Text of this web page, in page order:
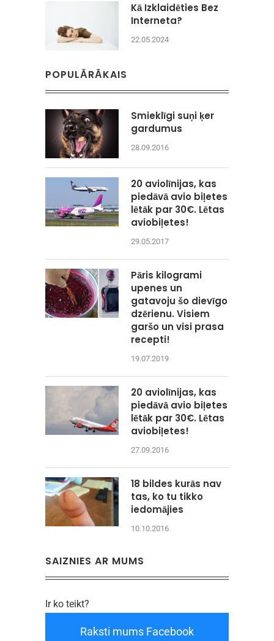
Kā Izklaidēties Bez
Interneta?
22.05.2024
POPULĀRĀKAIS
Smieklīgi suņi ķer
gardumus
28.09.2016
20 aviolīnijas, kas
piedāvā avio biļetes
lētāk par 30€. Lētas
aviobiļetes!
29.05.2017
Pāris kilogrami
upenes un
gatavoju šo dievīgo
dzērienu. Visiem
garšo un visi prasa
recepti!
19.07.2019
20 aviolīnijas, kas
piedāvā avio biļetes
lētāk par 30€. Lētas
aviobiļetes!
27.09.2016
18 bildes kurās nav
tas, ko tu tikko
iedomājies
10.10.2016
SAIZNIES AR MUMS
Ir ko teikt?
Raksti mums Facebook